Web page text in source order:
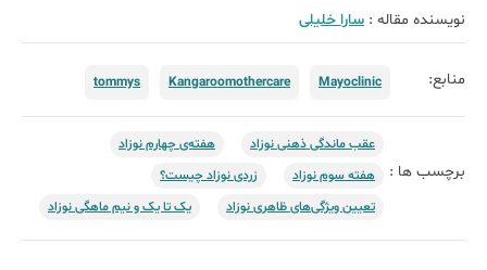
نویسنده مقاله : سارا خلیلی
منابع: Mayoclinic
Kangaroomothercare
tommys
برچسب ها :
عقب ماندگی ذهنی نوزاد
هفته‌ی چهارم نوزاد
هفته‌ سوم نوزاد
زردی نوزاد چیست؟
تعیین ویژگی‌های ظاهری نوزاد
یک تا یک و نیم ماهگی نوزاد